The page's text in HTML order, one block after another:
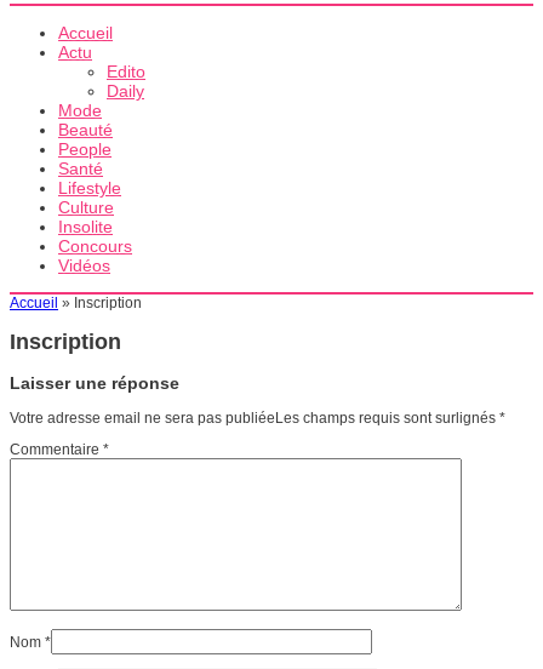
Accueil
Actu
Edito
Daily
Mode
Beauté
People
Santé
Lifestyle
Culture
Insolite
Concours
Vidéos
Accueil » Inscription
Inscription
Laisser une réponse
Votre adresse email ne sera pas publiéeLes champs requis sont surlignés *
Commentaire *
Nom *